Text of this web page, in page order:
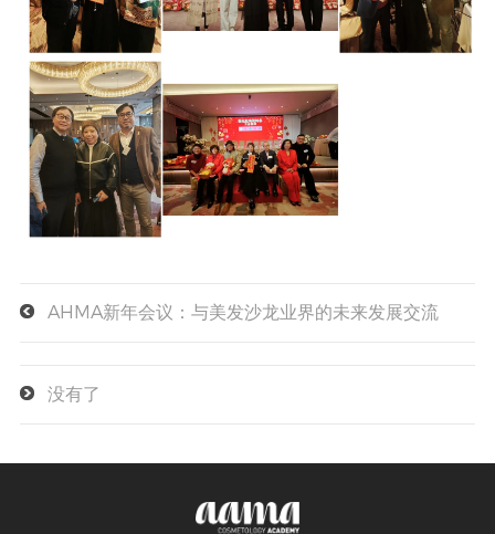
AHMA新年会议：与美发沙龙业界的未来发展交流
没有了